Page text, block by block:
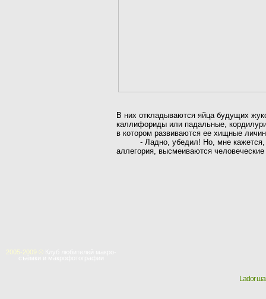
В них откладываются яйца будущих
каллифориды или падальные,
в котором развиваются ее хищные
- Ладно, убедил! Но, мне кажется,
аллегория, высмеиваются
2005-2009 ©
Lador